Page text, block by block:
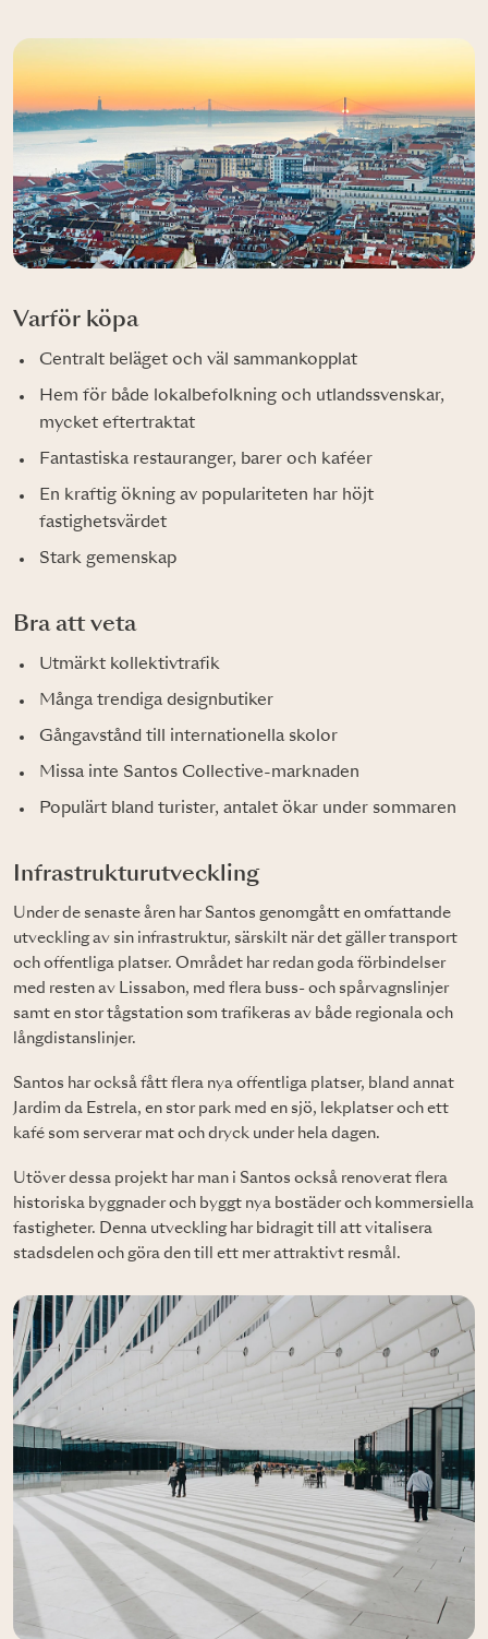
Varför köpa
Centralt beläget och väl sammankopplat
Hem för både lokalbefolkning och utlandssvenskar,
mycket eftertraktat
Fantastiska restauranger, barer och kaféer
En kraftig ökning av populariteten har höjt
fastighetsvärdet
Stark gemenskap
Bra att veta
Utmärkt kollektivtrafik
Många trendiga designbutiker
Gångavstånd till internationella skolor
Missa inte Santos Collective-marknaden
Populärt bland turister, antalet ökar under sommaren
Infrastrukturutveckling
Under de senaste åren har Santos genomgått en omfattande
utveckling av sin infrastruktur, särskilt när det gäller transport
och offentliga platser. Området har redan goda förbindelser
med resten av Lissabon, med flera buss- och spårvagnslinjer
samt en stor tågstation som trafikeras av både regionala och
långdistanslinjer.
Santos har också fått flera nya offentliga platser, bland annat
Jardim da Estrela, en stor park med en sjö, lekplatser och ett
kafé som serverar mat och dryck under hela dagen.
Utöver dessa projekt har man i Santos också renoverat flera
historiska byggnader och byggt nya bostäder och kommersiella
fastigheter. Denna utveckling har bidragit till att vitalisera
stadsdelen och göra den till ett mer attraktivt resmål.